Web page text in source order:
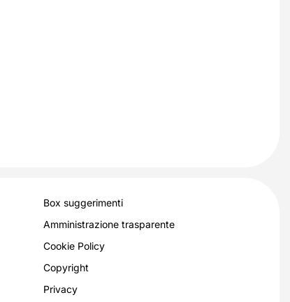
Box suggerimenti
Amministrazione trasparente
Cookie Policy
Copyright
Privacy